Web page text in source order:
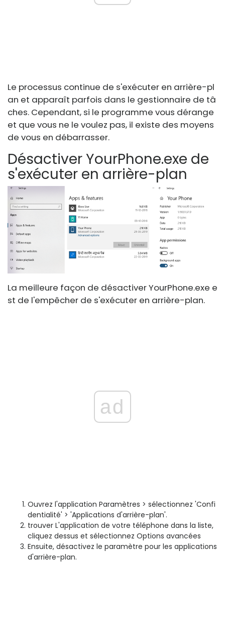
Le processus continue de s'exécuter en arrière-pl
an et apparaît parfois dans le gestionnaire de tâ
ches. Cependant, si le programme vous dérange
et que vous ne le voulez pas, il existe des moyens
de vous en débarrasser.
Désactiver YourPhone.exe de
s'exécuter en arrière-plan
La meilleure façon de désactiverYourPhone.exe e
st de l'empêcher de s'exécuter en arrière-plan.
ad
Ouvrez l'application Paramètres > sélectionnez 'Confi
dentialité' > 'Applications d'arrière-plan'.
trouver L'application de votre téléphone dans la liste,
cliquez dessus et sélectionnez Options avancées
Ensuite, désactivez le paramètre pour les applications
d'arrière-plan.